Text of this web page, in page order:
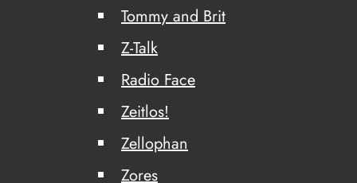
Tommy and Brit
Z-Talk
Radio Face
Zeitlos!
Zellophan
Zores